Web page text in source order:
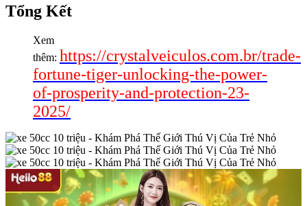
Tổng Kết
Xem
thêm: https://crystalveiculos.com.br/trade-
fortune-tiger-unlocking-the-power-
of-prosperity-and-protection-23-
2025/